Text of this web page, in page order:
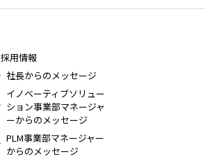
採用情報
社長からのメッセージ
イノベーティブソリュー
ション事業部マネージャ
ーからのメッセージ
PLM事業部マネージャー
からのメッセージ